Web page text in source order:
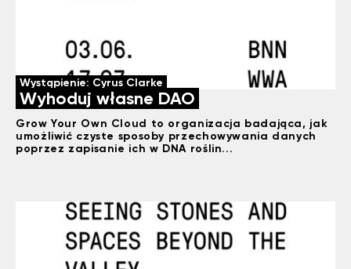
Wystąpienie: Cyrus Clarke
Wyhoduj własne DAO
Grow Your Own Cloud to organizacja badająca, jak
umożliwić czyste sposoby przechowywania danych
poprzez zapisanie ich w DNA roślin...